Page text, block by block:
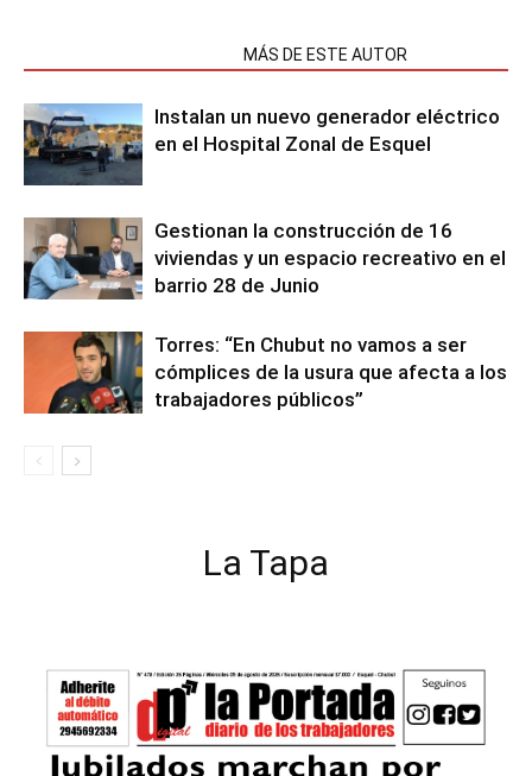
MÁS DE ESTE AUTOR
Instalan un nuevo generador eléctrico
en el Hospital Zonal de Esquel
Gestionan la construcción de 16
viviendas y un espacio recreativo en el
barrio 28 de Junio
Torres: “En Chubut no vamos a ser
cómplices de la usura que afecta a los
trabajadores públicos”
La Tapa